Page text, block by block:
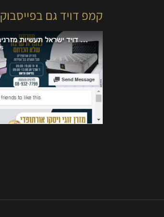
קמפ דויד גם בפייסבוק